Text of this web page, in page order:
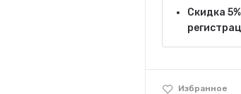
Избранное
Скидка